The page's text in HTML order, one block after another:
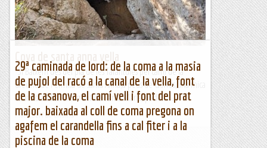
Muntanya
Sí Baixem des del pla de les Taràntules pel camí de la
drecera de l'ermita de santa Anna,a peus de Gorros,una mica
abans d'arribar al torrent de Santa Maria, podem...
Montserrat endins
29ª caminada de lord: de la coma a la masia
de pujol del racó a la canal de la vella, font
de la casanova, el camí vell i font del prat
major. baixada al coll de coma pregona on
agafem el carandella fins a cal fiter i a la
piscina de la coma